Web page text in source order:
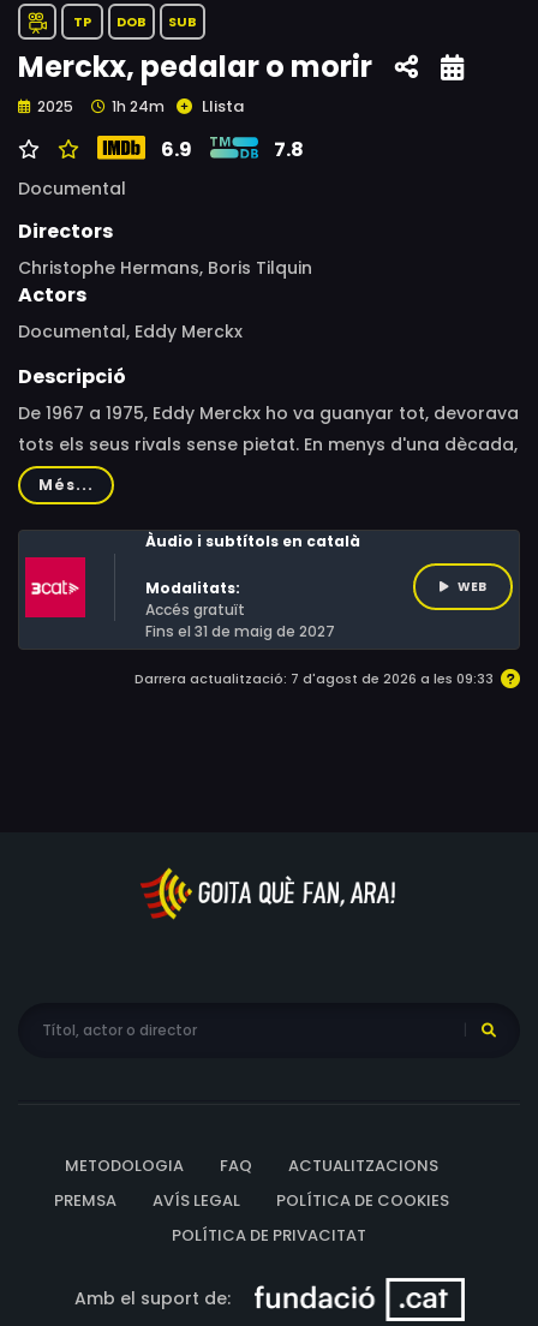
TP DOB SUB
Merckx, pedalar o morir
2025 1h 24m Llista
6.9 7.8
Documental
Directors
Christophe Hermans, Boris Tilquin
Actors
Documental, Eddy Merckx
Descripció
De 1967 a 1975, Eddy Merckx ho va guanyar tot, devorava
tots els seus rivals sense pietat. En menys d'una dècada,
es va consolidar com la icona absoluta del ciclisme
mundial. Però, amb tantes victòries constants, el
conegut com "el Caníbal" va acabar convertint-se en
una figura polèmica. Com es continua pedalant quan
l'admiració es transforma en odi? Aquest documental
recorre l'extraordinari camí del millor campió de tots els
Més...
Àudio i subtítols en català
Modalitats:
Accés gratuït
Fins el 31 de maig de 2027
WEB
Darrera actualització: 7 d'agost de 2026 a les 09:33
METODOLOGIA FAQ
ACTUALITZACIONS
PREMSA
AVÍS LEGAL
POLÍTICA DE COOKIES
POLÍTICA DE PRIVACITAT
Amb el suport de: